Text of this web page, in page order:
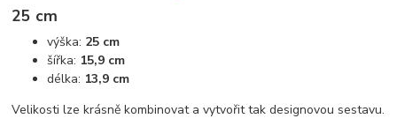
25 cm
výška: 25 cm
šířka: 15,9 cm
délka: 13,9 cm
Velikosti lze krásně kombinovat a vytvořit tak designovou sestavu.